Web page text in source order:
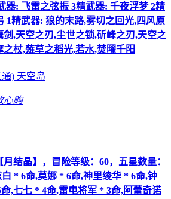
器: 飞雷之弦振 3精武器: 千夜浮梦 2精
1精武器: 狼的末路,雾切之回光,四风原
剑,天空之刃,尘世之锁,斫峰之刃,天空之
之杖,薙草之稻光,若水,焚曜千阳
) 天空岛
心购
月结晶】，冒险等级：60，五星数量：
* 6命,莫娜 * 6命,神里绫华 * 6命,钟
,七七 * 4命,雷电将军 * 3命,阿蕾奇诺